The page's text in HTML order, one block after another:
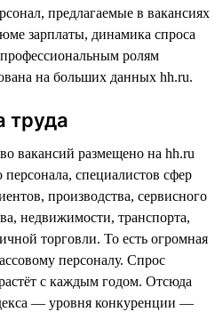
предлагаемые в вакансиях
зарплаты, динамика спроса
ролям
на больших данных hh.ru.
труда
вакансий размещено на hh.ru
персонала, специалистов сфер
производства, сервисного
недвижимости, транспорта,
торговли. То есть огромная
персоналу. Спрос
с каждым годом. Отсюда
— уровня конкуренции —